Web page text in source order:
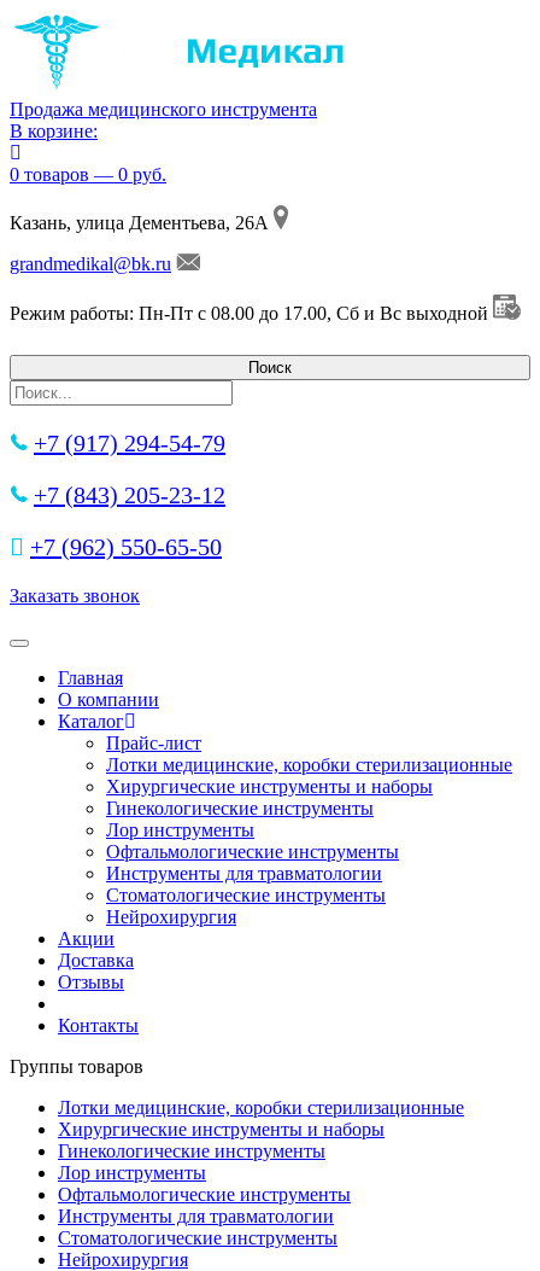
Продажа медицинского инструмента
В корзине:
0 товаров — 0 руб.
Казань, улица Дементьева, 26А
grandmedikal@bk.ru
Режим работы: Пн-Пт с 08.00 до 17.00, Сб и Вс выходной
+7 (917) 294-54-79
+7 (843) 205-23-12
+7 (962) 550‑65‑50‬
Заказать звонок
Toggle navigation
Главная
О компании
Каталог
Прайс-лист
Лотки медицинские, коробки стерилизационные
Хирургические инструменты и наборы
Гинекологические инструменты
Лор инструменты
Офтальмологические инструменты
Инструменты для травматологии
Стоматологические инструменты
Нейрохирургия
Акции
Доставка
Отзывы
Контакты
Группы товаров
Лотки медицинские, коробки стерилизационные
Хирургические инструменты и наборы
Гинекологические инструменты
Лор инструменты
Офтальмологические инструменты
Инструменты для травматологии
Стоматологические инструменты
Нейрохирургия